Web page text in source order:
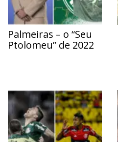
Palmeiras – o “Seu
Ptolomeu” de 2022